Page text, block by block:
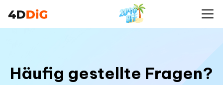
Häufig gestellte Fragen?